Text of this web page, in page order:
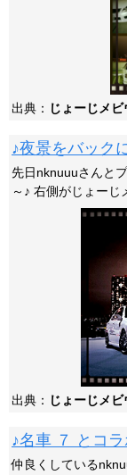
出典： じょーじメビ
♪夜景をバック
先日nknuuuさんと
～♪ 右側がじょーじ
出典： じょーじメビ
♪名車 ７ とコラ
仲良くしている